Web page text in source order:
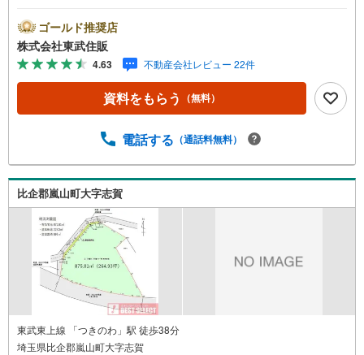
ください。●東松山駅徒歩9分●建築条件なし●都市計画法第
34条12号区域●住環境良好◇当社の強みは（1）リフォーム
（当社でも再販事業を行っている為、お客様に最適なプラ
ンをご提供できます。）（2）注文住宅のご紹介（提携ハウ
スメーカー7社を保有しておりますので、ご予算・ご希望に
合ったプランをご紹介できます。）◇ふじみ野市、川越
域の売買情報など、住まいに関する不動産情報を豊富に取
動産情報をお探しなら、東武住販までお気軽にお問合せく
ださい。◇インターネット予約で当日現地見学が可能です
（1）［室内・現地を見学する］をクリック（2）本日～4日
以内をご希望の方は「ご要望・ご質問欄」に希望日時をご
記入ください！
ゴールド推奨店
株式会社東武住販
4.63 不動産会社レビュー 22件
資料をもらう （無料）
電話する （通話料無料）
比企郡嵐山町大字志賀
東武東上線 「つきのわ」駅 徒歩38分
埼玉県比企郡嵐山町大字志賀